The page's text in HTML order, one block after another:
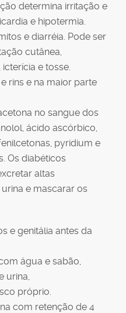
determina irritação e
e hipotermia.
e diarréia. Pode ser
cutânea,
e tosse.
rins e na maior parte
no sangue dos
ácido ascórbico,
pyridium e
Os diabéticos
altas
e mascarar os
e genitália antes da
água e sabão,
urina,
próprio.
com retenção de 4